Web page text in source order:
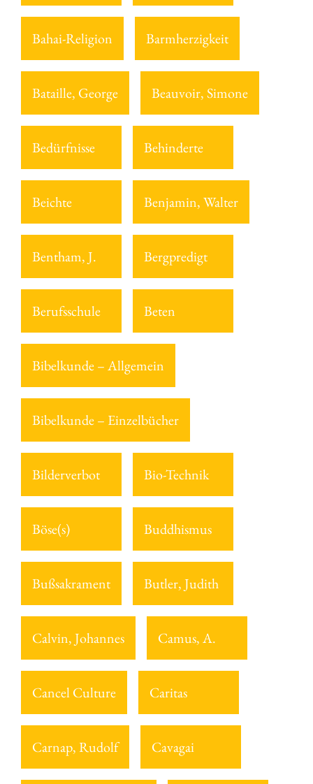
Bahai-Religion Barmherzigkeit
Bataille, George Beauvoir, Simone
Bedürfnisse Behinderte
Beichte Benjamin, Walter
Bentham, J. Bergpredigt
Berufsschule Beten
Bibelkunde – Allgemein
Bibelkunde – Einzelbücher
Bilderverbot Bio-Technik
Böse(s) Buddhismus
Bußsakrament Butler, Judith
Calvin, Johannes Camus, A.
Cancel Culture Caritas
Carnap, Rudolf Cavagai